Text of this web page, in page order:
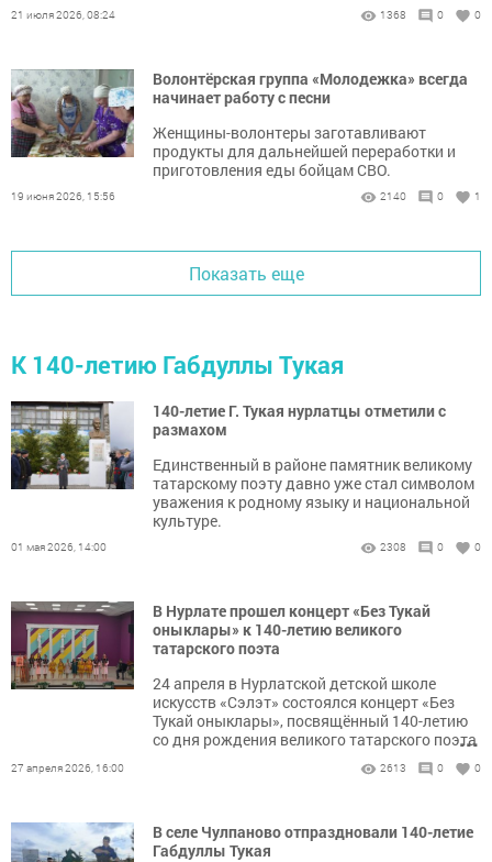
21 июля 2026, 08:24 1368 0 0
Волонтёрская группа «Молодежка» всегда
начинает работу с песни
Женщины-волонтеры заготавливают
продукты для дальнейшей переработки и
приготовления еды бойцам СВО.
19 июня 2026, 15:56 2140 0 1
Показать еще
К 140-летию Габдуллы Тукая
140-летие Г. Тукая нурлатцы отметили с
размахом
Единственный в районе памятник великому
татарскому поэту давно уже стал символом
уважения к родному языку и национальной
культуре.
01 мая 2026, 14:00 2308 0 0
В Нурлате прошел концерт «Без Тукай
оныклары» к 140-летию великого
татарского поэта
24 апреля в Нурлатской детской школе
искусств «Сэлэт» состоялся концерт «Без
Тукай оныклары», посвящённый 140-летию
со дня рождения великого татарского поэта
...
27 апреля 2026, 16:00 2613 0 0
В селе Чулпаново отпраздновали 140-летие
Габдуллы Тукая